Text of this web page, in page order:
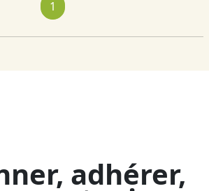
1
adhérer,